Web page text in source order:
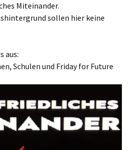
Miteinander.
sollen hier keine
aus:
Schulen und Friday for Future